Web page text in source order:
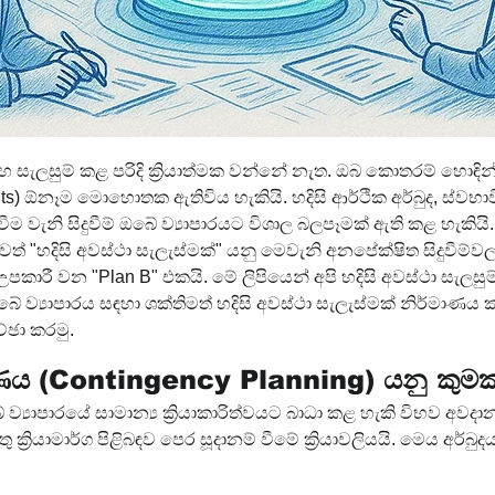
සැලසුම් කළ පරිදි ක්‍රියාත්මක වන්නේ නැත. ඔබ කොතරම්
ඕනෑම මොහොතක ඇතිවිය හැකියි. හදිසි ආර්ථික අර්බුද,
වැනි සිදුවීම් ඔබේ ව්‍යාපාරයට විශාල බලපෑමක් ඇති කළ
"හදිසි අවස්ථා සැලැස්මක්" යනු මෙවැනි අනපේක්ෂිත
වන "Plan B" එකයි. මේ ලිපියෙන් අපි හදිසි අවස්ථා
ව්‍යාපාරය සඳහා ශක්තිමත් හදිසි අවස්ථා සැලැස්මක්
කරමු.
(Contingency Planning) යනු
සාමාන්‍ය ක්‍රියාකාරිත්වයට බාධා කළ හැකි විභව
ක්‍රියාමාර්ග පිළිබඳව පෙර සූදානම් වීමේ ක්‍රියාවලියයි. මෙය